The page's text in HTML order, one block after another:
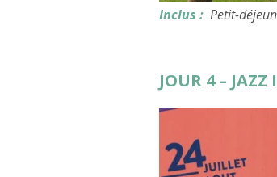
Inclus : Petit-
JOUR 4 –